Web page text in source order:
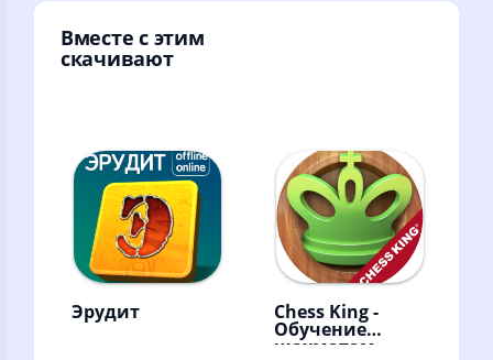
Вместе с этим
скачивают
Эрудит Chess King -
Обучение
шахматам